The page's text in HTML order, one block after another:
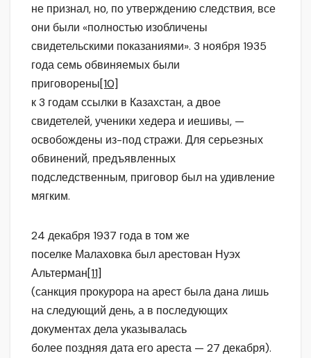
не признал, но, по утверждению следствия, все
они были «полностью изобличены
свидетельскими показаниями». 3 ноября 1935
года семь обвиняемых были
приговорены[10]
к 3 годам ссылки в Казахстан, а двое
свидетелей, ученики хедера и иешивы, —
освобождены из-под стражи. Для серьезных
обвинений, предъявленных
подследственным, приговор был на удивление
мягким.
24 декабря 1937 года в том же
поселке Малаховка был арестован Нуэх
Альтерман[11]
(санкция прокурора на арест была дана лишь
на следующий день, а в последующих
документах дела указывалась
более поздняя дата его ареста — 27 декабря).